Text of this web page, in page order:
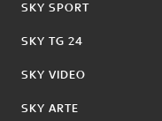
SKY SPORT
SKY TG 24
SKY VIDEO
SKY ARTE